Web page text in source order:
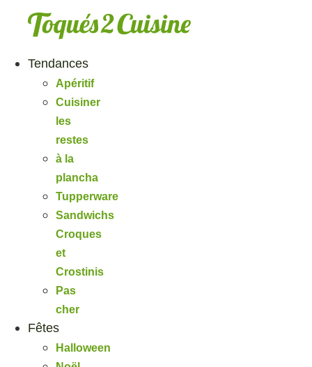
Tendances
Apéritif
Cuisiner
les
restes
à la
plancha
Tupperware
Sandwichs
Croques
et
Crostinis
Pas
cher
Fêtes
Halloween